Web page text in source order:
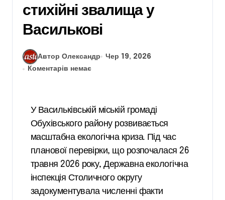
стихійні звалища у
Василькові
Автор Олександр
Чер 19, 2026
Коментарів немає
У Васильківській міській громаді
Обухівського району розвивається
масштабна екологічна криза. Під час
планової перевірки, що розпочалася 26
травня 2026 року, Державна екологічна
інспекція Столичного округу
задокументувала численні факти